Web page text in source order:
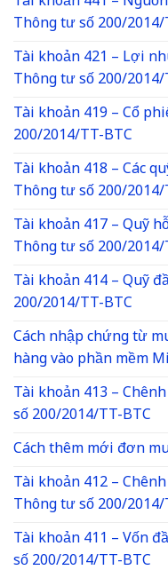
Thông tư số 200/
Tài khoản 421 – Lợi
Thông tư số 200/
Tài khoản 419 – Cổ
200/2014/TT-BTC
Tài khoản 418 – Các
Thông tư số 200/
Tài khoản 417 – Quỹ
Thông tư số 200/
Tài khoản 414 – Quỹ
200/2014/TT-BTC
Cách nhập chứng từ
hàng vào phần mềm
Tài khoản 413 –
số 200/2014/TT-BTC
Cách thêm mới đơn
Tài khoản 412 –
Thông tư số 200/
Tài khoản 411 – Vốn
số 200/2014/TT-BTC